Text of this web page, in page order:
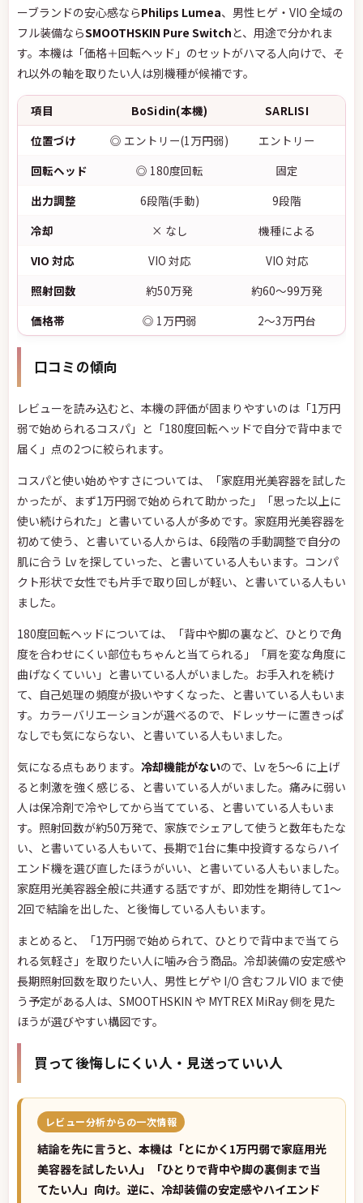
ーブランドの安心感ならPhilips Lumea、男性ヒゲ・VIO 全域の
フル装備ならSMOOTHSKIN Pure Switchと、用途で分かれま
す。本機は「価格＋回転ヘッド」のセットがハマる人向けで、そ
れ以外の軸を取りたい人は別機種が候補です。
項目 BoSidin(本機) SARLISI
位置づけ
◎ エントリー(1万円弱)
エントリー
回転ヘッド
◎ 180度回転
固定
出力調整
6段階(手動)
9段階
冷却
× なし
機種による
VIO 対応
VIO 対応
VIO 対応
照射回数
約50万発
約60〜99万発
価格帯
◎ 1万円弱 2〜3万円台
口コミの傾向
レビューを読み込むと、本機の評価が固まりやすいのは「1万円
弱で始められるコスパ」と「180度回転ヘッドで自分で背中まで
届く」点の2つに絞られます。
コスパと使い始めやすさについては、「家庭用光美容器を試した
かったが、まず1万円弱で始められて助かった」「思った以上に
使い続けられた」と書いている人が多めです。家庭用光美容器を
初めて使う、と書いている人からは、6段階の手動調整で自分の
肌に合う Lv を探していった、と書いている人もいます。コンパ
クト形状で女性でも片手で取り回しが軽い、と書いている人もい
ました。
180度回転ヘッドについては、「背中や脚の裏など、ひとりで角
度を合わせにくい部位もちゃんと当てられる」「肩を変な角度に
曲げなくていい」と書いている人がいました。お手入れを続け
て、自己処理の頻度が扱いやすくなった、と書いている人もいま
す。カラーバリエーションが選べるので、ドレッサーに置きっぱ
なしでも気にならない、と書いている人もいました。
気になる点もあります。 冷却機能がないので、Lv を5〜6 に上げ
ると刺激を強く感じる、と書いている人がいました。痛みに弱い
人は保冷剤で冷やしてから当てている、と書いている人もいま
す。照射回数が約50万発で、家族でシェアして使うと数年もたな
い、と書いている人もいて、長期で1台に集中投資するならハイ
エンド機を選び直したほうがいい、と書いている人もいました。
家庭用光美容器全般に共通する話ですが、即効性を期待して1〜
2回で結論を出した、と後悔している人もいます。
まとめると、「1万円弱で始められて、ひとりで背中まで当てら
れる気軽さ」を取りたい人に噛み合う商品。冷却装備の安定感や
長期照射回数を取りたい人、男性ヒゲや I/O 含むフル VIO まで使
う予定がある人は、SMOOTHSKIN や MYTREX MiRay 側を見た
ほうが選びやすい構図です。
買って後悔しにくい人・見送っていい人
レビュー分析からの一次情報
結論を先に言うと、本機は「とにかく1万円弱で家庭用光
美容器を試したい人」「ひとりで背中や脚の裏側まで当
てたい人」向け。逆に、冷却装備の安定感やハイエンド